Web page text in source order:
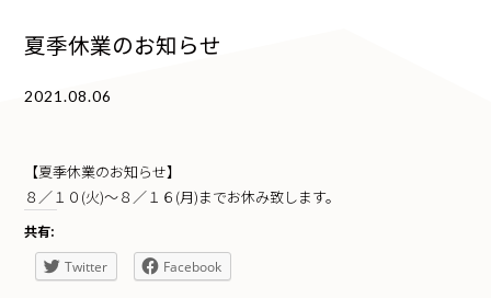
夏季休業のお知らせ
2021.08.06
【夏季休業のお知らせ】
８／１０(火)〜８／１６(月)までお休み致します。
共有:
Twitter
Facebook